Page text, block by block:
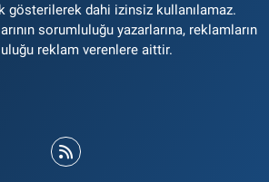
gösterilerek dahi izinsiz kullanılamaz.
sorumluluğu yazarlarına, reklamların
reklam verenlere aittir.